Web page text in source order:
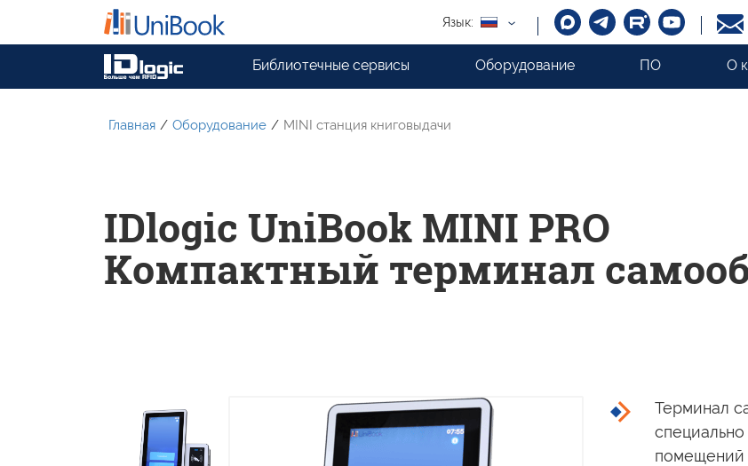
Язык:
Библиотечные сервисы Оборудование ПО О
Главная / Оборудование / MINI станция книговыдачи
IDlogic UniBook MINI PRO
Kомпактный терминал
Терминал
помещений